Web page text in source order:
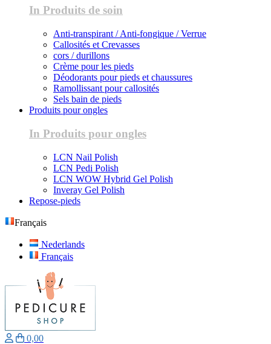
In Produits de soin
Anti-transpirant / Anti-fongique / Verrue
Callosités et Crevasses
cors / durillons
Crème pour les pieds
Déodorants pour pieds et chaussures
Ramollissant pour callosités
Sels bain de pieds
Produits pour ongles
In Produits pour ongles
LCN Nail Polish
LCN Pedi Polish
LCN WOW Hybrid Gel Polish
Inveray Gel Polish
Repose-pieds
Français
Nederlands
Français
0,00